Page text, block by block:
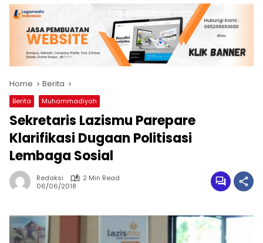
Home Berita
Berita Muhammadiyah
Sekretaris Lazismu Parepare
Klarifikasi Dugaan Politisasi
Lembaga Sosial
Redaksi
2 Min Read
06/06/2018